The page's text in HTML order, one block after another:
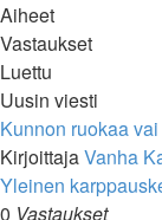
Aiheet
Vastaukset
Luettu
Uusin viesti
Kunnon ruokaa
KirjoittajaVanha
Yleinen
0 Vastaukset